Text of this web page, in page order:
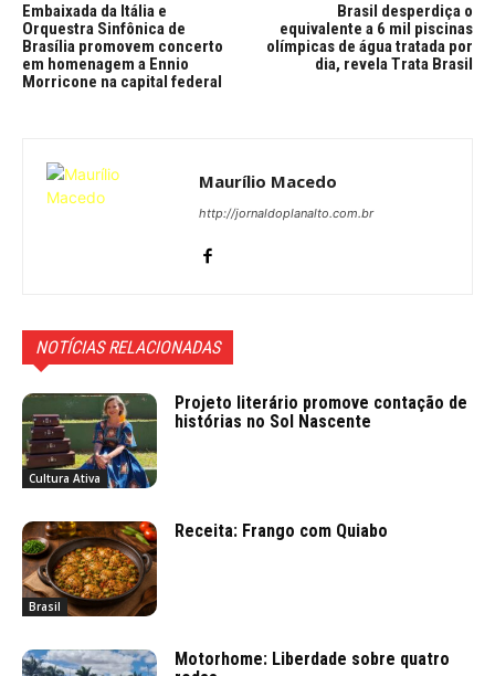
Embaixada da Itália e
Orquestra Sinfônica de
Brasília promovem concerto
em homenagem a Ennio
Morricone na capital federal
Brasil desperdiça o
equivalente a 6 mil piscinas
olímpicas de água tratada por
dia, revela Trata Brasil
Maurílio Macedo
http://jornaldoplanalto.com.br
NOTÍCIAS RELACIONADAS
Cultura Ativa
Projeto literário promove contação de
histórias no Sol Nascente
Brasil
Receita: Frango com Quiabo
Motorhome: Liberdade sobre quatro